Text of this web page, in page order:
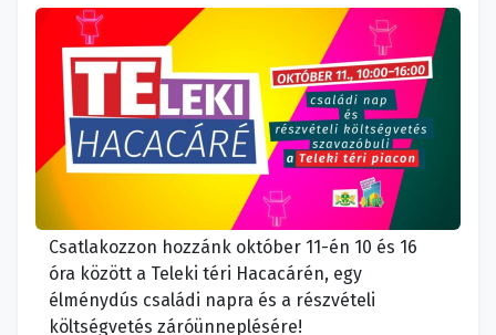
Csatlakozzon hozzánk október 11-én 10 és 16
óra között a Teleki téri Hacacárén, egy
élménydús családi napra és a részvételi
költségvetés záróünneplésére!